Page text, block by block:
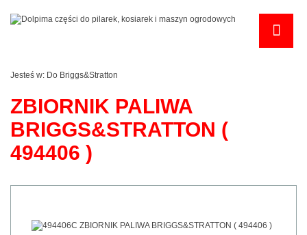
Jesteś w: Do Briggs&Stratton
ZBIORNIK PALIWA
BRIGGS&STRATTON (
494406 )